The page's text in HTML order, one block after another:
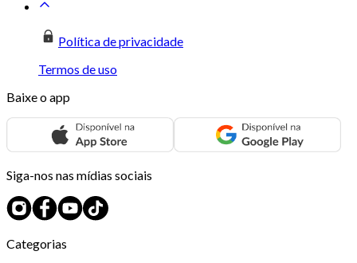
Política de privacidade
Termos de uso
Baixe o app
Siga-nos nas mídias sociais
Categorias